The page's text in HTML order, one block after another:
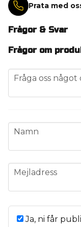
Prata med
Frågor & Svar
Frågor om
question
Fråga oss
name
Namn
email
Mejladress
Ja, ni får